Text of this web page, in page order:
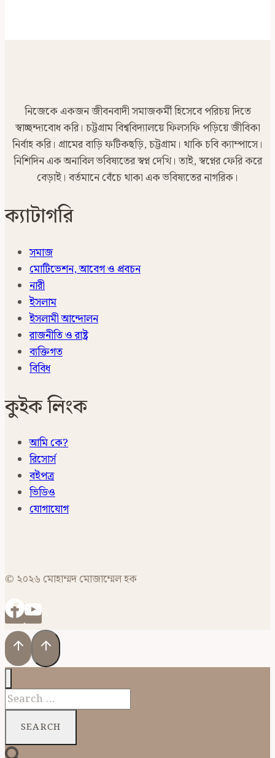
নিজেকে একজন জীবনবাদী সমাজকর্মী হিসেবে পরিচয় দিতে
স্বাচ্ছন্দ্যবোধ করি। চট্টগ্রাম বিশ্ববিদ্যালয়ে ফিলসফি পড়িয়ে জীবিকা
নির্বাহ করি। গ্রামের বাড়ি ফটিকছড়ি, চট্টগ্রাম। থাকি চবি ক্যাম্পাসে।
নিশিদিন এক অনাবিল ভবিষ্যতের স্বপ্ন দেখি। তাই, স্বপ্নের ফেরি করে
বেড়াই। বর্তমানে বেঁচে থাকা এক ভবিষ্যতের নাগরিক।
ক্যাটাগরি
সমাজ
মোটিভেশন, আবেগ ও প্রবচন
নারী
ইসলাম
ইসলামী আন্দোলন
রাজনীতি ও রাষ্ট্র
ব্যক্তিগত
বিবিধ
কুইক লিংক
আমি কে?
রিসোর্স
বইপত্র
ভিডিও
যোগাযোগ
© ২০২৬ মোহাম্মদ মোজাম্মেল হক
Search
for: